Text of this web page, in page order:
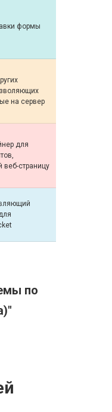
формы
на сервер
для
страницу
по